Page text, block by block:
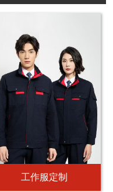
工作服定制